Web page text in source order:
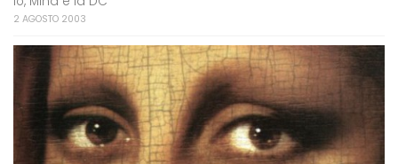
2 AGOSTO 2003